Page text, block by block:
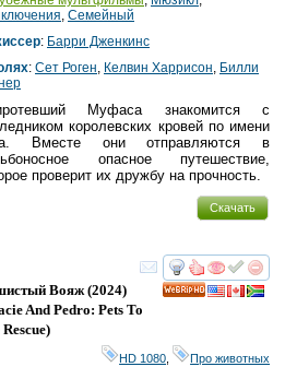
, Семейный
: Барри Дженкинс
: Сет Роген, Келвин Харрисон, Билли
Муфаса знакомится с
королевских кровей по имени
Вместе они отправляются в
опасное путешествие,
проверит их дружбу на прочность.
Скачать
смотреть
Вояж (2024)
And Pedro: Pets To
)
HD 1080 Про животных